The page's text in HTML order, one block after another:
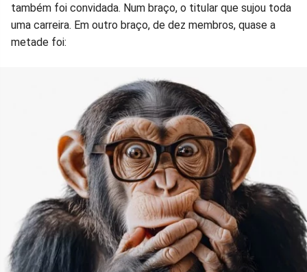
também foi convidada. Num braço, o titular que sujou toda
uma carreira. Em outro braço, de dez membros, quase a
metade foi: